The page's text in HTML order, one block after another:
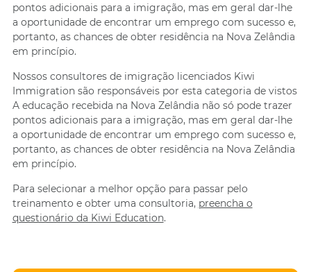
pontos adicionais para a imigração, mas em geral dar-lhe
a oportunidade de encontrar um emprego com sucesso e,
portanto, as chances de obter residência na Nova Zelândia
em princípio.
Nossos consultores de imigração licenciados Kiwi
Immigration são responsáveis ​​por esta categoria de vistos
A educação recebida na Nova Zelândia não só pode trazer
pontos adicionais para a imigração, mas em geral dar-lhe
a oportunidade de encontrar um emprego com sucesso e,
portanto, as chances de obter residência na Nova Zelândia
em princípio.
Para selecionar a melhor opção para passar pelo
treinamento e obter uma consultoria, preencha o
questionário da Kiwi Education.